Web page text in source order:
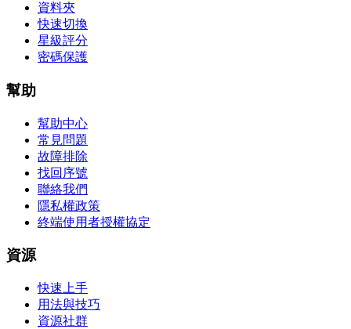
資料夾
快速切換
星級評分
密碼保護
幫助
幫助中心
常見問題
故障排除
找回序號
聯絡我們
隱私權政策
終端使用者授權協定
資源
快速上手
用法與技巧
資源社群